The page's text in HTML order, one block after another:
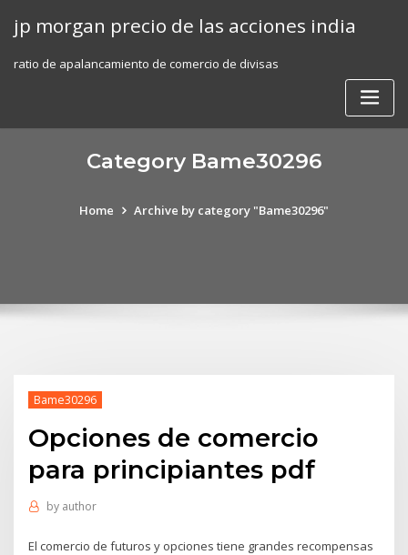
jp morgan precio de las acciones india
ratio de apalancamiento de comercio de divisas
Category Bame30296
Home Archive by category "Bame30296"
Bame30296
Opciones de comercio
para principiantes pdf
by author
El comercio de futuros y opciones tiene grandes recompensas